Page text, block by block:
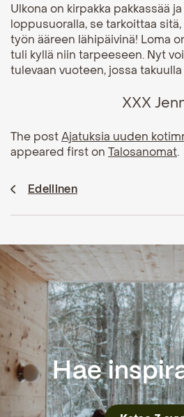
Ulkona on kirpakka pakkassää
loppusuoralla, se tarkoittaa
työn ääreen lähipäivinä! Loma
tuli kyllä niin tarpeeseen. Nyt
tulevaan vuoteen, jossa
XXX
The postAjatuksia uuden
appeared first on Talosanomat.
Edellinen
Hae